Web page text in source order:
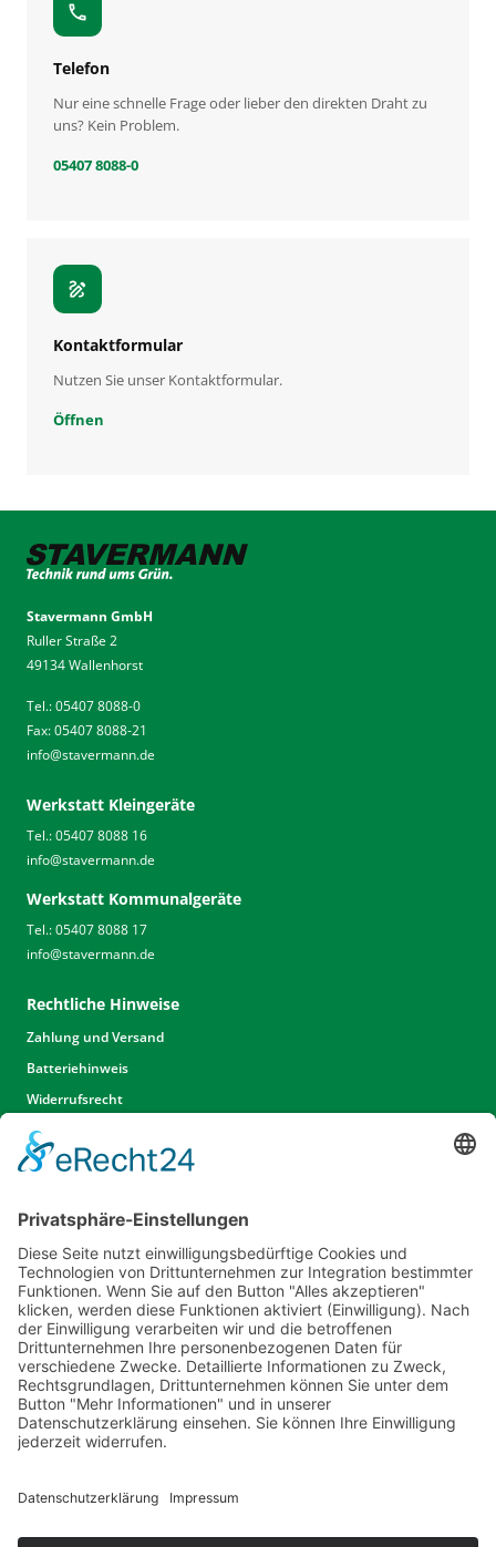
call
Telefon
Nur eine schnelle Frage oder lieber den direkten Draht zu
uns? Kein Problem.
05407 8088-0
draw
Kontaktformular
Nutzen Sie unser Kontaktformular.
Öffnen
Stavermann GmbH
Ruller Straße 2
49134 Wallenhorst
Tel.: 05407 8088-0
Fax: 05407 8088-21
info@stavermann.de
Werkstatt Kleingeräte
Tel.: 05407 8088 16
info@stavermann.de
Werkstatt Kommunalgeräte
Tel.: 05407 8088 17
info@stavermann.de
Rechtliche Hinweise
Zahlung und Versand
Batteriehinweis
Widerrufsrecht
Widerrufsrecht Dienstleistungen
AGB
Unsere Website
Unser Angebot
Service
Standorte
Karriere
Events & Termine
Kontakt
Kommunal- & Profitechnik